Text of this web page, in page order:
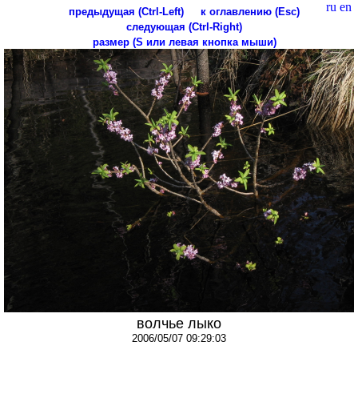
ru en
предыдущая (Ctrl-Left)
к оглавлению (Esc)
следующая (Ctrl-Right)
размер (S или левая кнопка мыши)
волчье лыко
2006/05/07 09:29:03